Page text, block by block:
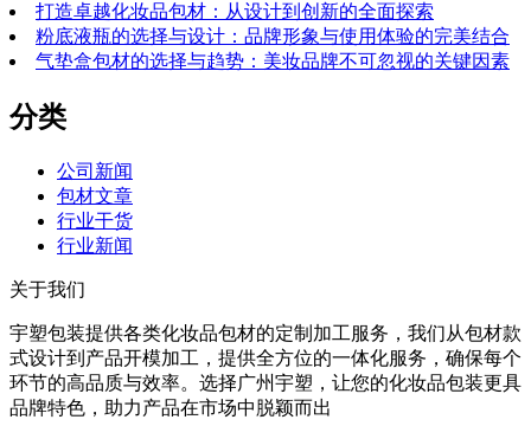
打造卓越化妆品包材：从设计到创新的全面探索
粉底液瓶的选择与设计：品牌形象与使用体验的完美结合
气垫盒包材的选择与趋势：美妆品牌不可忽视的关键因素
分类
公司新闻
包材文章
行业干货
行业新闻
关于我们
宇塑包装提供各类化妆品包材的定制加工服务，我们从包材款
式设计到产品开模加工，提供全方位的一体化服务，确保每个
环节的高品质与效率。选择广州宇塑，让您的化妆品包装更具
品牌特色，助力产品在市场中脱颖而出